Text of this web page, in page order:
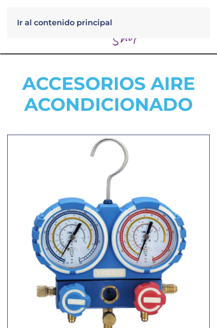
Ir al contenido principal
ACCESORIOS AIRE
ACONDICIONADO